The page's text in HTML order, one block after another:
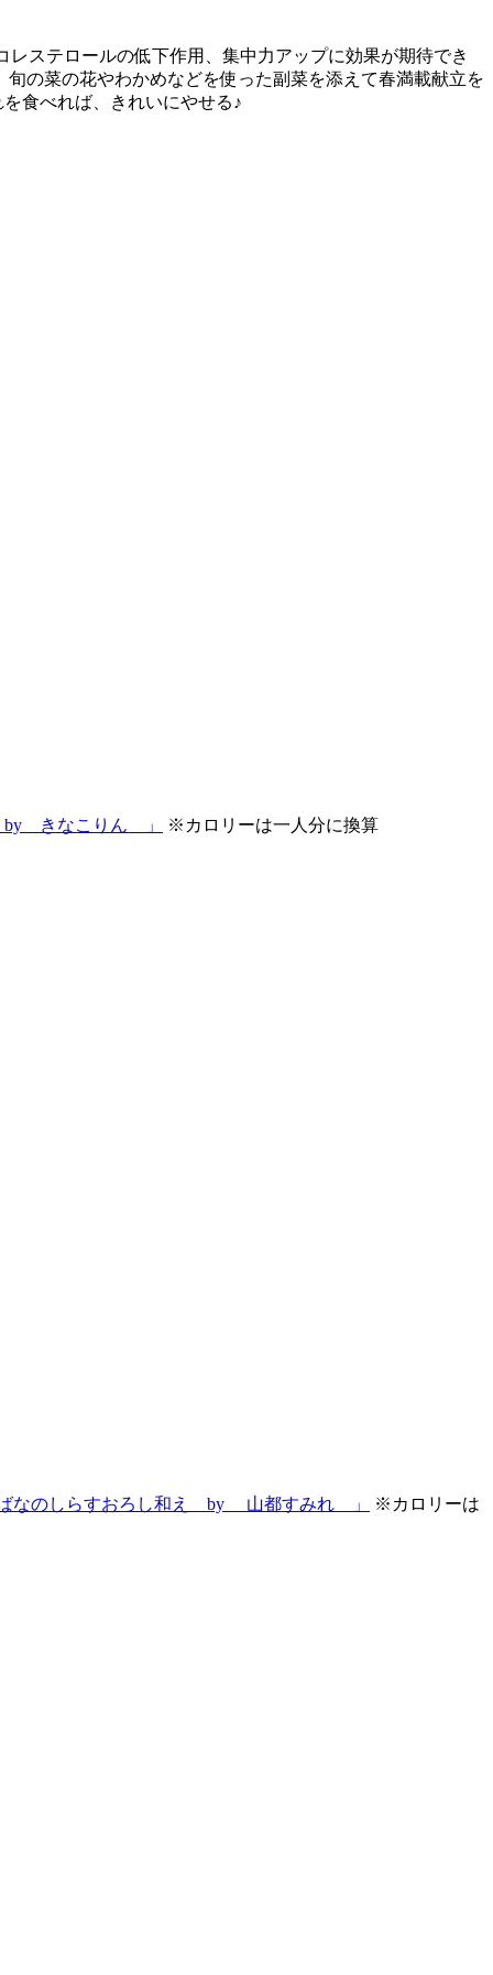
ステロールの低下作用、集中力アップに効果が期待でき
の菜の花やわかめなどを使った副菜を添えて春満載献立を
食べれば、きれいにやせる♪
by きなこりん 」 ※カロリーは一人分に換算
なのしらすおろし和え by 山都すみれ 」 ※カロリーは